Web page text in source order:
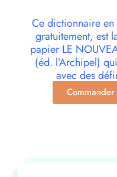
Ce dictionnaire
gratuitement, est
papier LE
(éd. l’Archipel)
avec des